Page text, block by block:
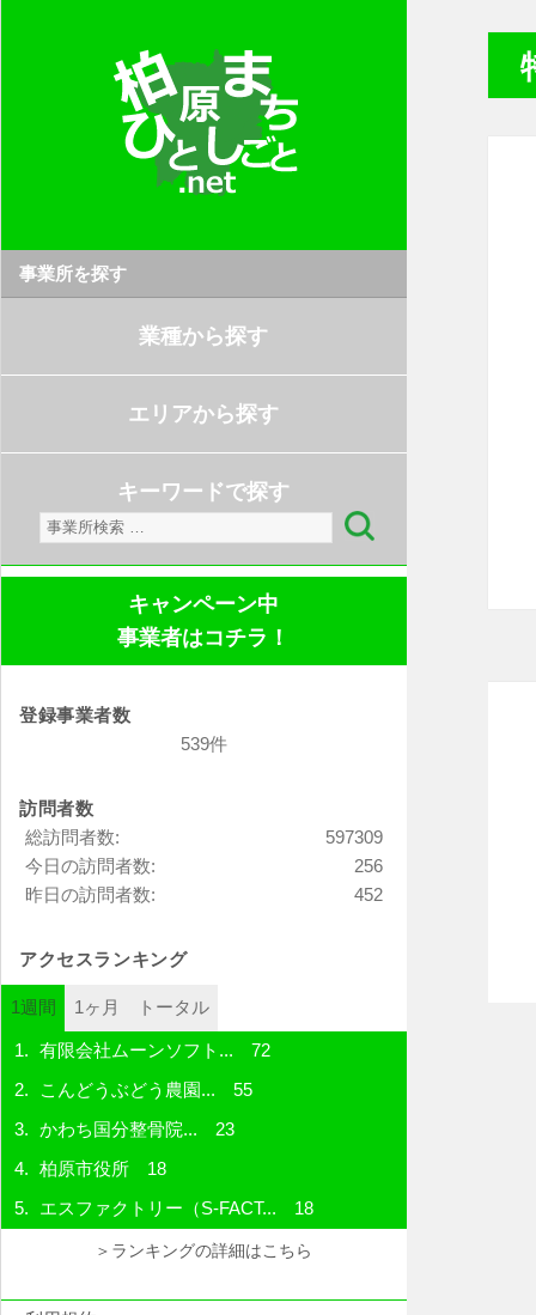
事業所を探す
業種から探す
エリアから探す
キーワードで探す
検
索:
キャンペーン中
事業者はコチラ！
登録事業者数
539件
訪問者数
597309
総訪問者数:
256
今日の訪問者数:
452
昨日の訪問者数:
アクセスランキング
1週間 1ヶ月 トータル
有限会社ムーンソフト... 72
こんどうぶどう農園... 55
かわち国分整骨院... 23
柏原市役所18
エスファクトリー（S-FACT... 18
＞ランキングの詳細はこちら